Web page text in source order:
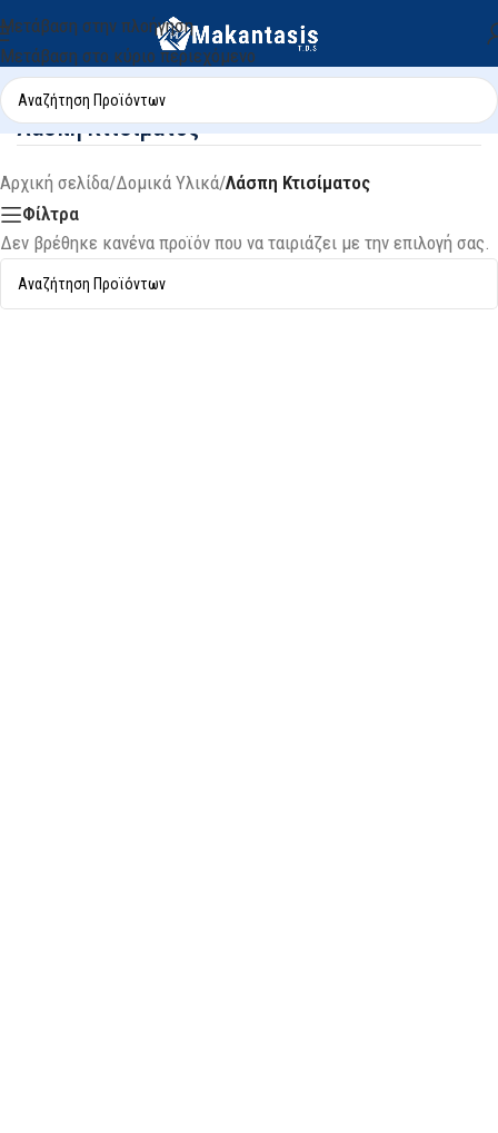
Μετάβαση στην πλοήγηση
Μετάβαση στο κύριο περιεχόμενο
Λάσπη Κτισίματος
Αρχική σελίδα/Δομικά Υλικά/Λάσπη Κτισίματος
Φίλτρα
Δεν βρέθηκε κανένα προϊόν που να ταιριάζει με την επιλογή σας.